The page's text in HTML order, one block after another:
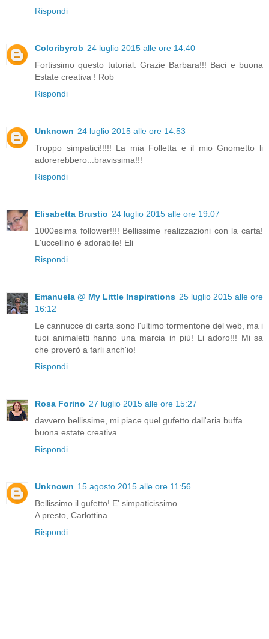
Rispondi
Coloribyrob 24 luglio 2015 alle ore 14:40
Fortissimo questo tutorial. Grazie Barbara!!! Baci e buona
Estate creativa ! Rob
Rispondi
Unknown 24 luglio 2015 alle ore 14:53
Troppo simpatici!!!!! La mia Folletta e il mio Gnometto li
adorerebbero...bravissima!!!
Rispondi
Elisabetta Brustio 24 luglio 2015 alle ore 19:07
1000esima follower!!!! Bellissime realizzazioni con la carta!
L'uccellino è adorabile! Eli
Rispondi
Emanuela @ My Little Inspirations 25 luglio 2015 alle ore
16:12
Le cannucce di carta sono l'ultimo tormentone del web, ma i
tuoi animaletti hanno una marcia in più! Li adoro!!! Mi sa
che proverò a farli anch'io!
Rispondi
Rosa Forino 27 luglio 2015 alle ore 15:27
davvero bellissime, mi piace quel gufetto dall'aria buffa
buona estate creativa
Rispondi
Unknown 15 agosto 2015 alle ore 11:56
Bellissimo il gufetto! E' simpaticissimo.
A presto, Carlottina
Rispondi